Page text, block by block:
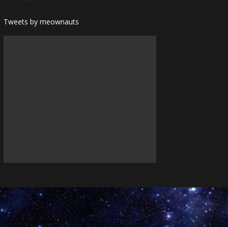
Tweets by meownauts